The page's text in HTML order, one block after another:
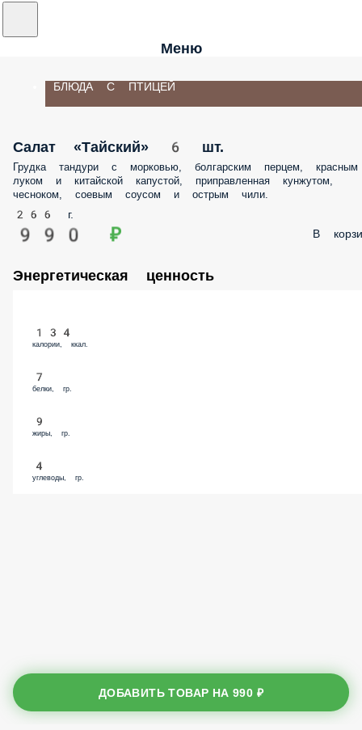
Меню
БЛЮДА С ПТИЦЕЙ
Салат «Тайский» 6 шт.
Грудка тандури с морковью, болгарским перцем, красным
луком и китайской капустой, приправленная кунжутом,
чесноком, соевым соусом и острым чили.
266 г.
990 ₽ В
Энергетическая ценность
134
калории, ккал.
7
белки, гр.
9
жиры, гр.
4
углеводы, гр.
ДОБАВИТЬ ТОВАР НА990 ₽